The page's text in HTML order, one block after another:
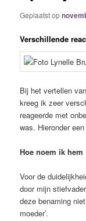
Geplaatst op
Verschillende
Bij het vertellen
kreeg ik zeer
reageerde met
was. Hieronder
Hoe noem ik hem
Voor de
door mijn
deze benaming
moeder’.